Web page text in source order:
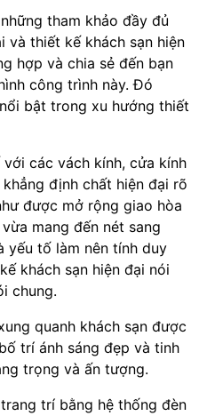
tham khảo đầy đủ
và thiết kế khách sạn hiện
hợp và chia sẻ đến bạn
công trình này. Đó
bật trong xu hướng thiết
các vách kính, cửa kính
định chất hiện đại rõ
được mở rộng giao hòa
mang đến nét sang
yếu tố làm nên tính duy
khách sạn hiện đại nói
chung.
quanh khách sạn được
trí ánh sáng đẹp và tinh
trọng và ấn tượng.
trí bằng hệ thống đèn